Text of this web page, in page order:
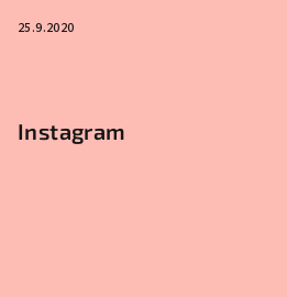
25.9.2020
Instagram